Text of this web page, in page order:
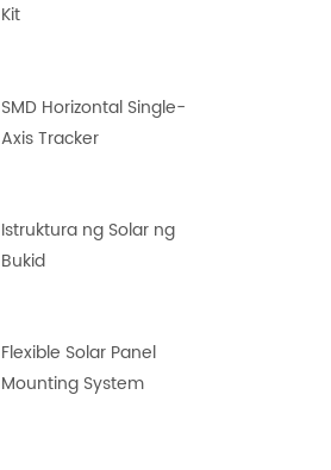
Kit
SMD Horizontal Single-
Axis Tracker
Istruktura ng Solar ng
Bukid
Flexible Solar Panel
Mounting System